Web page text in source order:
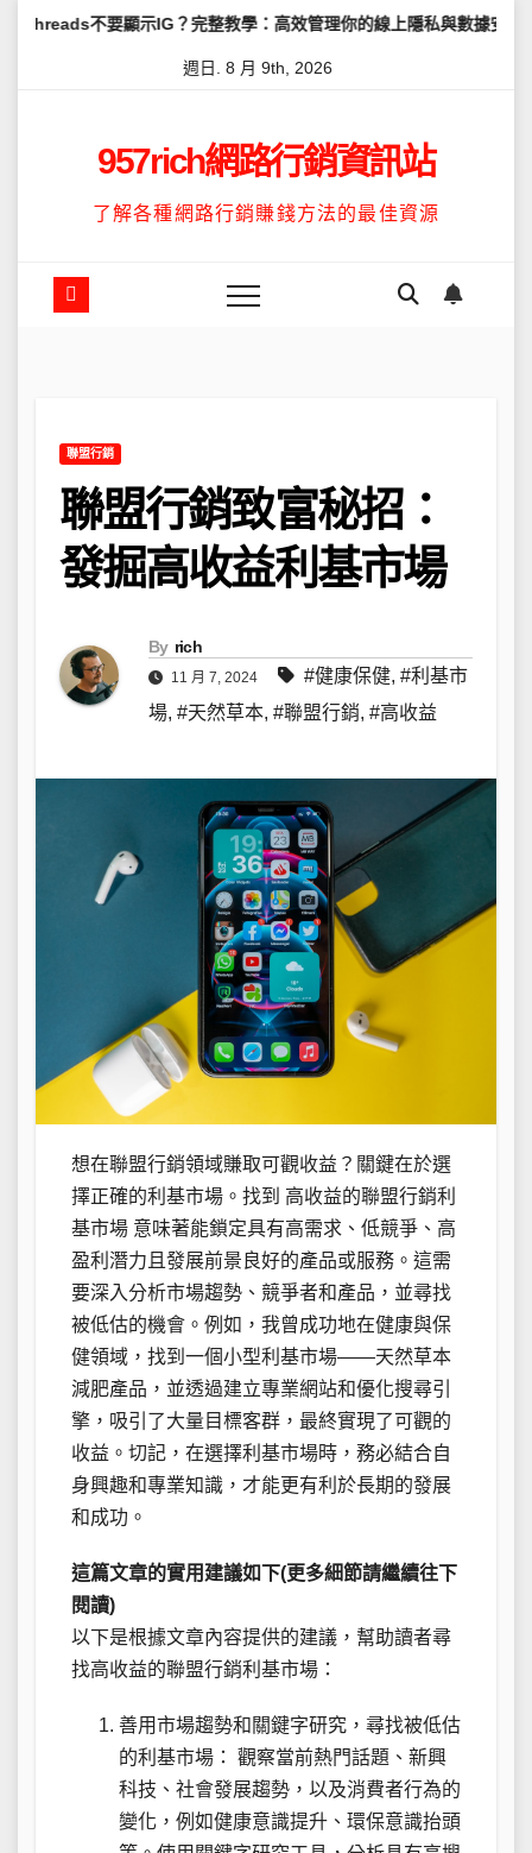
Skip
顯示IG？完整教學：高效管理你的線上隱私與數據安全 怎麼讓
週日. 8 月 9th, 2026
957rich網路行銷資訊站
了解各種網路行銷賺錢方法的最佳資源
聯盟行銷
聯盟行銷致富秘招：
發掘高收益利基市場
By rich
11 月 7, 2024 #健康保健, #利基市
場, #天然草本, #聯盟行銷, #高收益
想在聯盟行銷領域賺取可觀收益？關鍵在於選
擇正確的利基市場。找到 高收益的聯盟行銷利
基市場 意味著能鎖定具有高需求、低競爭、高
盈利潛力且發展前景良好的產品或服務。這需
要深入分析市場趨勢、競爭者和產品，並尋找
被低估的機會。例如，我曾成功地在健康與保
健領域，找到一個小型利基市場——天然草本
減肥產品，並透過建立專業網站和優化搜尋引
擎，吸引了大量目標客群，最終實現了可觀的
收益。切記，在選擇利基市場時，務必結合自
身興趣和專業知識，才能更有利於長期的發展
和成功。
這篇文章的實用建議如下(更多細節請繼續往下
閱讀)
以下是根據文章內容提供的建議，幫助讀者尋
找高收益的聯盟行銷利基市場：
善用市場趨勢和關鍵字研究，尋找被低估
的利基市場： 觀察當前熱門話題、新興
科技、社會發展趨勢，以及消費者行為的
變化，例如健康意識提升、環保意識抬頭